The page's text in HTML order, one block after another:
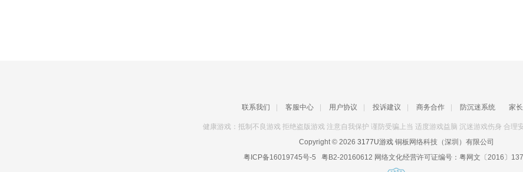
联系我们 客服中心 用户协议 投诉建议 商务合作 防沉迷系统 家
健康游戏：抵制不良游戏 拒绝盗版游戏 注意自我保护 谨防受骗上当 适度游戏益脑 沉迷游戏伤身 合理
Copyright © 2026 3177U游戏铜板网络科技（深圳）有限公司
粤ICP备16019745号-5 粤B2-20160612 网络文化经营许可证编号： 粤网文〔2016〕